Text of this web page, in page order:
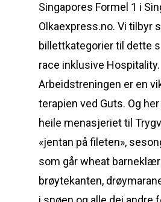
Singapores Formel 1 i
Olkaexpress.no. Vi tilbyr
billettkategorier til dette
race inklusive Hospitality.
Arbeidstreningen er en
terapien ved Guts. Og
heile menasjeriet til
«jentan på fileten»,
som går wheat
brøytekanten,